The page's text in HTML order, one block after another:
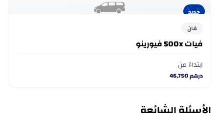
جديد
فان
فيات 500x فيورينو
ابتداءً من
درهم46,750
الأسئلة الشائعة